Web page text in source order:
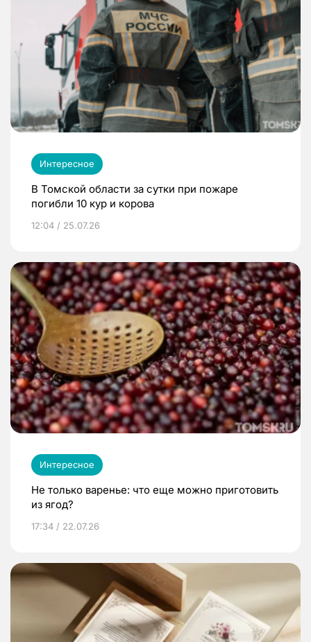
Интересное
В Томской области за сутки при пожаре
погибли 10 кур и корова
12:04 / 25.07.26
Интересное
Не только варенье: что еще можно приготовить
из ягод?
17:34 / 22.07.26